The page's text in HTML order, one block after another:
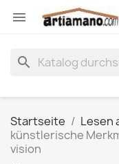

search
Startseite Lesen
künstlerische
vision